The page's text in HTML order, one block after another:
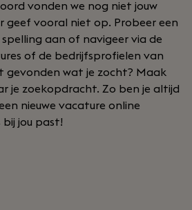
vonden we nog niet jouw
geef vooral niet op. Probeer een
aan of navigeer via de
of de bedrijfsprofielen van
gevonden wat je zocht? Maak
je zoekopdracht. Zo ben je altijd
nieuwe vacature online
bij jou past!